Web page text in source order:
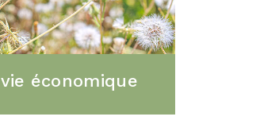
vie économique